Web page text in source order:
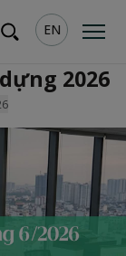
EN
2026